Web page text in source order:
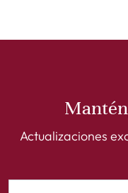
Actualizaciones